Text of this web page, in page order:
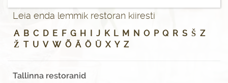
Leia enda lemmik restoran kiiresti
A B C D E F G H I J K L M N O P Q R S Š Z
Ž T U V W Õ Ä Ö Ü X Y Z
Tallinna restoranid